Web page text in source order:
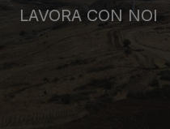
LAVORA CON NOI